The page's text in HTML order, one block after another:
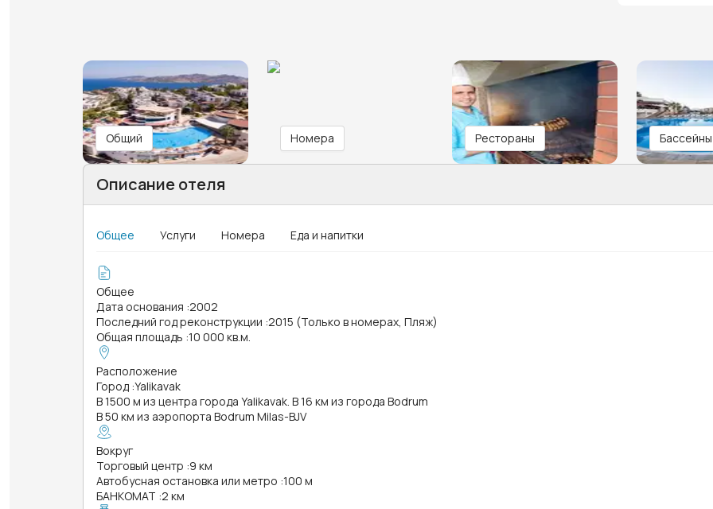
Общий Номера Рестораны Бассейны
Описание отеля
Общее Услуги Номера Еда и напитки
Общее
Дата основания :2002
Последний год реконструкции :2015 (Только в номерах, Пляж)
Общая площадь :10 000 кв.м.
Расположение
Город :Yalikavak
В 1500 м из центра города Yalikavak. В 16 км из города Bodrum
В 50 км из аэропорта Bodrum Milas-BJV
Вокруг
Торговый центр :9 км
Автобусная остановка или метро :100 м
БАНКОМАТ :2 км